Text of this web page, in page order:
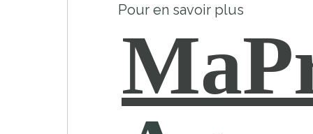
Pour en savoir plus